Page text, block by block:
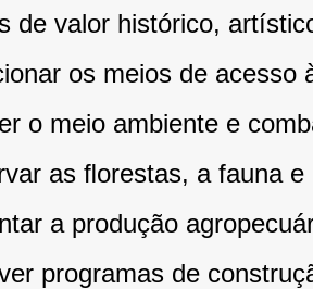
de valor histórico,
os meios de acesso
o meio ambiente e
as ﬂorestas, a fauna e
a produção
programas de